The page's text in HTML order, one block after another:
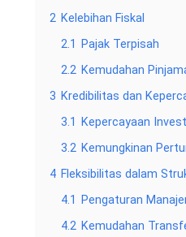
2 Kelebihan Fiskal
2.1
Pajak Terpisah
2.2 Kemudahan
3 Kredibilitas dan
3.1
Kepercayaan
3.2 Kemungkinan
4 Fleksibilitas dalam
4.1
Pengaturan
4.2 Kemudahan